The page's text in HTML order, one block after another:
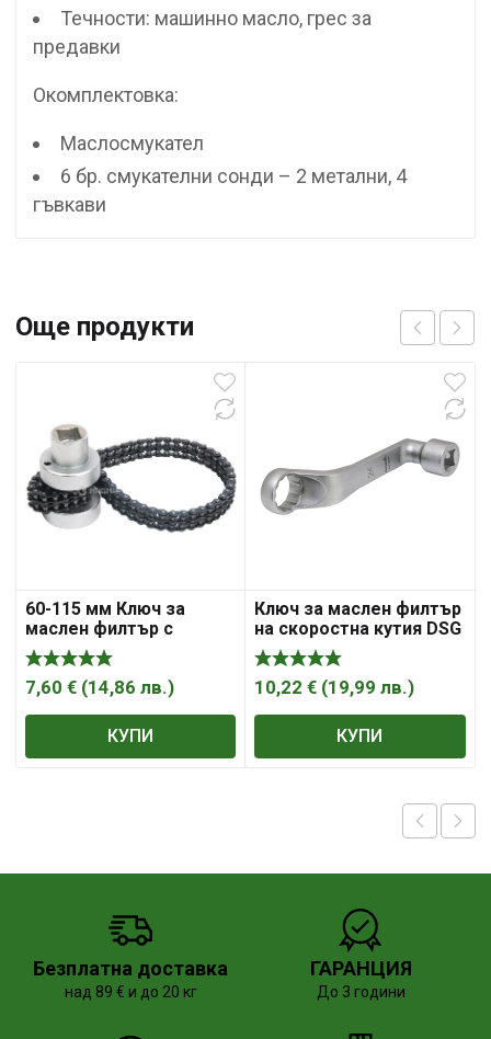
Течности: машинно масло, грес за
предавки
Окомплектовка:
Маслосмукател
6 бр. смукателни сонди – 2 метални, 4
гъвкави
Още продукти
60-115 мм Ключ за
маслен филтър с
верига, 50966
7,60 € (14,86 лв.)
КУПИ
Ключ за маслен филтър
на скоростна кутия DSG
VAG 24 мм 140 мм / A-
P184W Asta
10,22€ (19,99лв.)
КУПИ
Безплатна доставка
над 89 € и до 20 кг
ГАРАНЦИЯ
До 3 години